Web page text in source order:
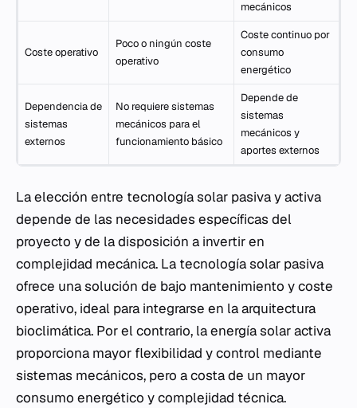
mecánicos
Coste operativo
Poco o ningún coste
operativo
Coste continuo por
consumo
energético
Dependencia de
sistemas
externos
No requiere sistemas
mecánicos para el
funcionamiento básico
Depende de
sistemas
mecánicos y
aportes externos
La elección entre tecnología solar pasiva y activa
depende de las necesidades específicas del
proyecto y de la disposición a invertir en
complejidad mecánica. La tecnología solar pasiva
ofrece una solución de bajo mantenimiento y coste
operativo, ideal para integrarse en la arquitectura
bioclimática. Por el contrario, la energía solar activa
proporciona mayor flexibilidad y control mediante
sistemas mecánicos, pero a costa de un mayor
consumo energético y complejidad técnica.